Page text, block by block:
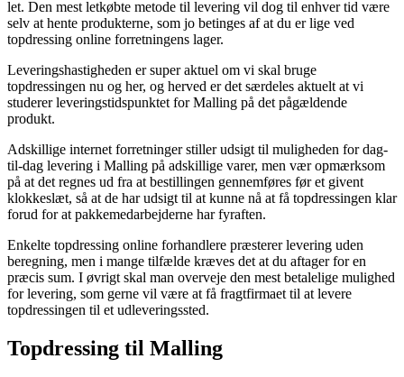
let. Den mest letkøbte metode til levering vil dog til enhver tid være
selv at hente produkterne, som jo betinges af at du er lige ved
topdressing online forretningens lager.
Leveringshastigheden er super aktuel om vi skal bruge
topdressingen nu og her, og herved er det særdeles aktuelt at vi
studerer leveringstidspunktet for Malling på det pågældende
produkt.
Adskillige internet forretninger stiller udsigt til muligheden for dag-
til-dag levering i Malling på adskillige varer, men vær opmærksom
på at det regnes ud fra at bestillingen gennemføres før et givent
klokkeslæt, så at de har udsigt til at kunne nå at få topdressingen klar
forud for at pakkemedarbejderne har fyraften.
Enkelte topdressing online forhandlere præsterer levering uden
beregning, men i mange tilfælde kræves det at du aftager for en
præcis sum. I øvrigt skal man overveje den mest betalelige mulighed
for levering, som gerne vil være at få fragtfirmaet til at levere
topdressingen til et udleveringssted.
Topdressing til Malling